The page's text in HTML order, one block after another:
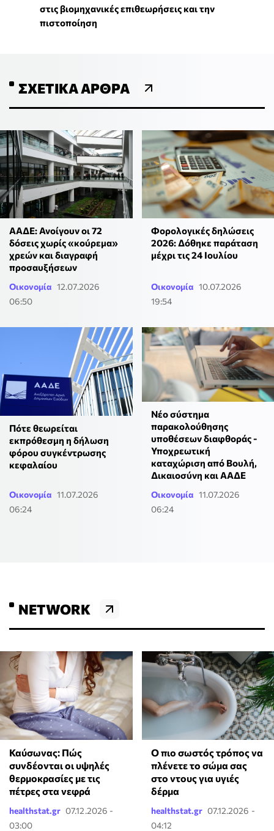
στις βιομηχανικές επιθεωρήσεις και την
πιστοποίηση
ΣΧΕΤΙΚΆ ΆΡΘΡΑ
ΑΑΔΕ: Ανοίγουν οι 72
δόσεις χωρίς «κούρεμα»
χρεών και διαγραφή
προσαυξήσεων
Οικονομία 12.07.2026
06:50
Φορολογικές δηλώσεις
2026: Δόθηκε παράταση
μέχρι τις 24 Ιουλίου
Οικονομία 10.07.2026
19:54
Πότε θεωρείται
εκπρόθεσμη η δήλωση
φόρου συγκέντρωσης
κεφαλαίου
Οικονομία 11.07.2026
06:24
Νέο σύστημα
παρακολούθησης
υποθέσεων διαφθοράς -
Υποχρεωτική
καταχώριση από Βουλή,
Δικαιοσύνη και ΑΑΔΕ
Οικονομία 11.07.2026
06:24
NETWORK
Καύσωνας: Πώς
συνδέονται οι υψηλές
θερμοκρασίες με τις
πέτρες στα νεφρά
healthstat.gr 07.12.2026 -
03:00
Ο πιο σωστός τρόπος να
πλένετε το σώμα σας
στο ντους για υγιές
δέρμα
healthstat.gr 07.12.2026 -
04:12